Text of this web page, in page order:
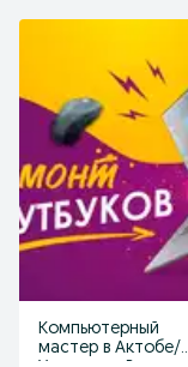
Компьютерный
мастер в Актобе/